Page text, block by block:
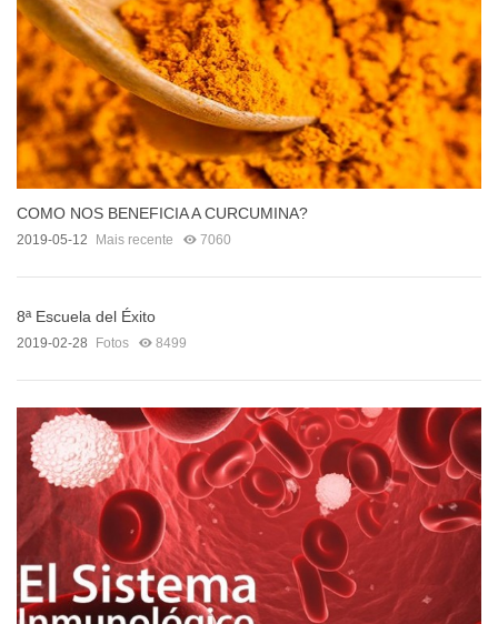
COMO NOS BENEFICIA A CURCUMINA?
2019-05-12 Mais recente 7060
8ª Escuela del Éxito
2019-02-28 Fotos 8499